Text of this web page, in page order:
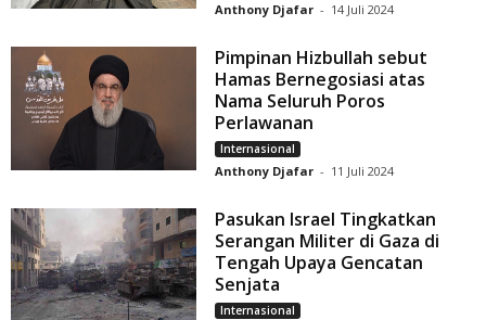
Anthony Djafar - 14 Juli 2024
Pimpinan Hizbullah sebut
Hamas Bernegosiasi atas
Nama Seluruh Poros
Perlawanan
Internasional
Anthony Djafar - 11 Juli 2024
Pasukan Israel Tingkatkan
Serangan Militer di Gaza di
Tengah Upaya Gencatan
Senjata
Internasional